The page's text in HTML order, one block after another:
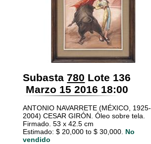
Subasta 780 Lote 136
Marzo 15 2016 18:00
ANTONIO NAVARRETE (MÉXICO, 1925-
2004) CESAR GIRÓN. Óleo sobre tela.
Firmado. 53 x 42.5 cm
Estimado: $ 20,000 to $ 30,000. No
vendido